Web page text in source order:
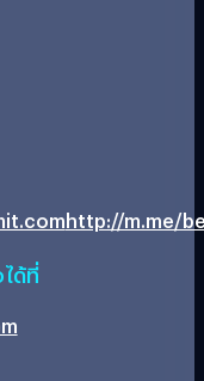
http://m.me/
ด้ที่